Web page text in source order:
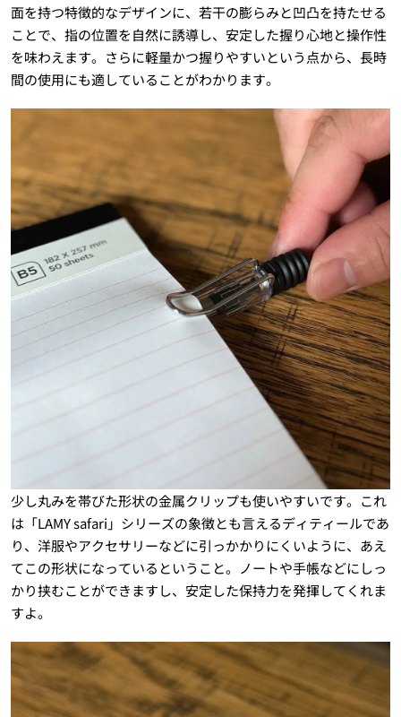
面を持つ特徴的なデザインに、若干の膨らみと凹凸を持たせる
ことで、指の位置を自然に誘導し、安定した握り心地と操作性
を味わえます。さらに軽量かつ握りやすいという点から、長時
間の使用にも適していることがわかります。
少し丸みを帯びた形状の金属クリップも使いやすいです。これ
は「LAMY safari」シリーズの象徴とも言えるディティールであ
り、洋服やアクセサリーなどに引っかかりにくいように、あえ
てこの形状になっているということ。ノートや手帳などにしっ
かり挟むことができますし、安定した保持力を発揮してくれま
すよ。